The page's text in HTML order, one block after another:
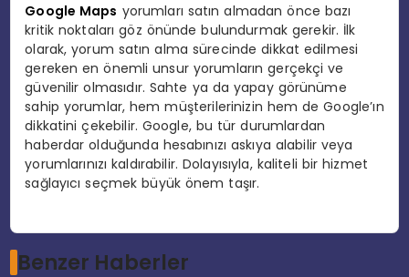
Google Maps yorumları satın almadan önce bazı
kritik noktaları göz önünde bulundurmak gerekir. İlk
olarak, yorum satın alma sürecinde dikkat edilmesi
gereken en önemli unsur yorumların gerçekçi ve
güvenilir olmasıdır. Sahte ya da yapay görünüme
sahip yorumlar, hem müşterilerinizin hem de Google’ın
dikkatini çekebilir. Google, bu tür durumlardan
haberdar olduğunda hesabınızı askıya alabilir veya
yorumlarınızı kaldırabilir. Dolayısıyla, kaliteli bir hizmet
sağlayıcı seçmek büyük önem taşır.
Benzer Haberler